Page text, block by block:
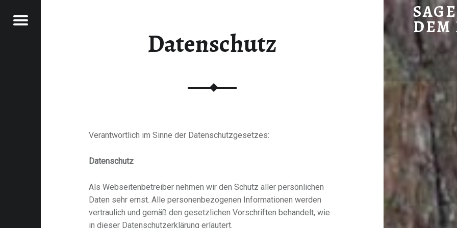
DATENSCHUTZ – SAGENHAFTE
DEM
Lieder von Gudrun Gunia
Menu
Datenschutz
Verantwortlich im Sinne der Datenschutzgesetzes:
Datenschutz
Als Webseitenbetreiber nehmen wir den Schutz aller persönlichen
Daten sehr ernst. Alle personenbezogenen Informationen werden
vertraulich und gemäß den gesetzlichen Vorschriften behandelt, wie
in dieser Datenschutzerklärung erläutert.